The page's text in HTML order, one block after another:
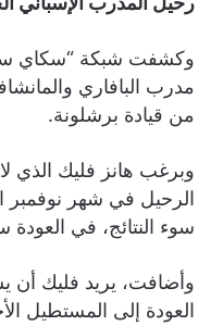
وكشفت شبكة “سكاي
مدرب البافاري
من قيادة برشلونة.
وبرغب هانز فليك الذي
الرحيل في شهر نوفمبر
سوء النتائج، في العودة
وأضافت، يريد فليك
العودة إلى المستطيل